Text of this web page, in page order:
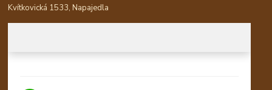
Kvítkovická 1533, Napajedla